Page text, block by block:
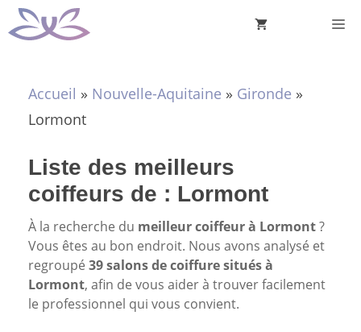
Aller
au
Accueil » Nouvelle-Aquitaine » Gironde »
Lormont
Liste des meilleurs
coiffeurs de : Lormont
À la recherche du meilleur coiffeur à Lormont?
Vous êtes au bon endroit. Nous avons analysé et
regroupé 39 salons de coiffure situés à
Lormont, afin de vous aider à trouver facilement
le professionnel qui vous convient.